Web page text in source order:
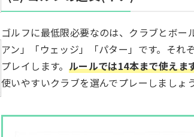
ゴルフに最低限必要なのは、クラブとボー
アン」「ウェッジ」「パター」です。それ
プレイします。 ルールでは14本まで使えま
使いやすいクラブを選んでプレーしましょう